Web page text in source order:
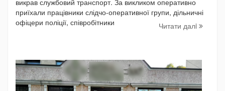
приїхали працівники слідчо-оперативної групи, дільничні
офіцери поліції, співробітники
Читати далi